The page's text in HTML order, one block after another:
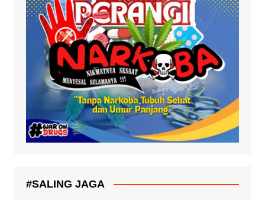
#SALING JAGA